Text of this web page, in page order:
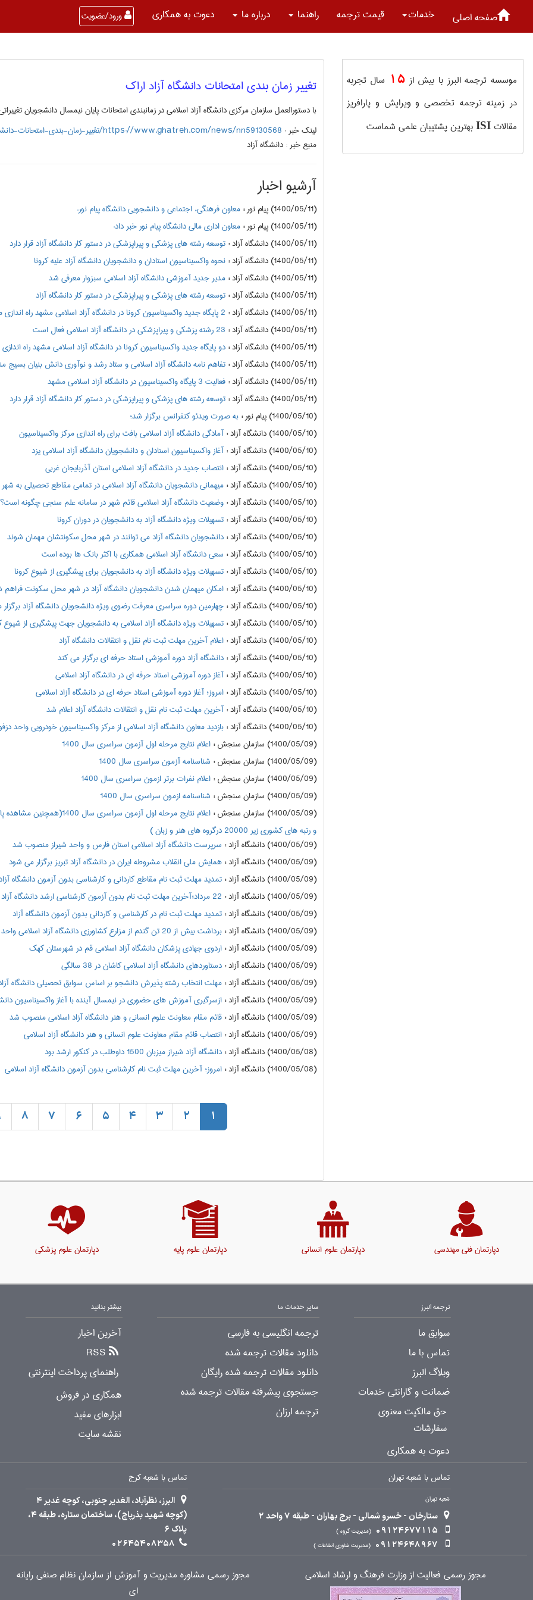
صفحه اصلی خدمات قیمت ترجمه راهنما درباره ما دعوت به همکاری ورود/عضویت
تغییر زمان بندی امتحانات دانشگاه آزاد اراک
با دستورالعمل سازمان مرکزی دانشگاه آزاد اسلامی در زمانبندی امتحانات پایان نیمسال دانشجویان
لینک خبر : https://www.ghatreh.com/news/nn59130568/تغییر-زمان-بندی-امتحانات-دانشگاه-آزاد-اراک
منبع خبر :دانشگاه آزاد
آرشیو اخبار
(1400/05/11) پیام نور : معاون فرهنگی، اجتماعی و دانشجویی دانشگاه پیام نور:
(1400/05/11) پیام نور
: معاون اداری مالی دانشگاه پیام نور خبر داد:
(1400/05/11) دانشگاه آزاد
: توسعه رشته های پزشکی و پیراپزشکی در دستور کار دانشگاه آزاد قرار دارد
(1400/05/11) دانشگاه آزاد
: نحوه واکسیناسیون استادان و دانشجویان دانشگاه آزاد علیه کرونا
(1400/05/11) دانشگاه آزاد
: مدیر جدید آموزشی دانشگاه آزاد اسلامی سبزوار معرفی شد
(1400/05/11) دانشگاه آزاد
: توسعه رشته های پزشکی و پیراپزشکی در دستور کار دانشگاه آزاد
(1400/05/11) دانشگاه آزاد
: 2 پایگاه جدید واکسیناسیون کرونا در دانشگاه آزاد اسلامی مشهد راه اندازی می شود
(1400/05/11) دانشگاه آزاد
: 23 رشته پزشکی و پیراپزشکی در دانشگاه آزاد اسلامی فعال است
(1400/05/11) دانشگاه آزاد
: دو پایگاه جدید واکسیناسیون کرونا در دانشگاه آزاد اسلامی مشهد راه
(1400/05/11) دانشگاه آزاد
: تفاهم نامه دانشگاه آزاد اسلامی و ستاد رشد و نوآوری دانش بنیان بسیج
(1400/05/11) دانشگاه آزاد
: فعالیت 3 پایگاه واکسیناسیون در دانشگاه آزاد اسلامی مشهد
(1400/05/11) دانشگاه آزاد
: توسعه رشته های پزشکی و پیراپزشکی در دستور کار دانشگاه آزاد قرار دارد
(1400/05/10) پیام نور
: به صورت ویدئو کنفرانس برگزار شد؛
(1400/05/10) دانشگاه آزاد
: آمادگی دانشگاه آزاد اسلامی بافت برای راه اندازی مرکز واکسیناسیون
(1400/05/10) دانشگاه آزاد
: آغاز واکسیناسیون استادان و دانشجویان دانشگاه آزاد اسلامی یزد
(1400/05/10) دانشگاه آزاد
: انتصاب جدید در دانشگاه آزاد اسلامی استان آذربایجان غربی
(1400/05/10) دانشگاه آزاد
: میهمانی دانشجویان دانشگاه آزاد اسلامی در تمامی مقاطع تحصیلی به شهر محل
(1400/05/10) دانشگاه آزاد
: وضعیت دانشگاه آزاد اسلامی قائم شهر در سامانه علم سنجی چگونه است؟
(1400/05/10) دانشگاه آزاد
: تسهیلات ویژه دانشگاه آزاد به دانشجویان در دوران کرونا
(1400/05/10) دانشگاه آزاد
: دانشجویان دانشگاه آزاد می توانند در شهر محل سکونتشان مهمان شوند
(1400/05/10) دانشگاه آزاد
: سعی دانشگاه آزاد اسلامی همکاری با اکثر بانک ها بوده است
(1400/05/10) دانشگاه آزاد
: تسهیلات ویژه دانشگاه آزاد به دانشجویان برای پیشگیری از شیوع کرونا
(1400/05/10) دانشگاه آزاد
: امکان میهمان شدن دانشجویان دانشگاه آزاد در شهر محل سکونت
(1400/05/10) دانشگاه آزاد
: چهارمین دوره سراسری معرفت رضوی ویژه دانشجویان دانشگاه آزاد
(1400/05/10) دانشگاه آزاد
: تسهیلات ویژه دانشگاه آزاد اسلامی به دانشجویان جهت پیشگیری از شیوع
(1400/05/10) دانشگاه آزاد
: اعلام آخرین مهلت ثبت نام نقل و انتقالات دانشگاه آزاد
(1400/05/10) دانشگاه آزاد
: دانشگاه آزاد دوره آموزشی استاد حرفه ای برگزار می کند
(1400/05/10) دانشگاه آزاد
: آغاز دوره آموزشی استاد حرفه ای در دانشگاه آزاد اسلامی
(1400/05/10) دانشگاه آزاد
: امروز؛ آغاز دوره آموزشی استاد حرفه ای در دانشگاه آزاد اسلامی
(1400/05/10) دانشگاه آزاد
: آخرین مهلت ثبت نام نقل و انتقالات دانشگاه آزاد اعلام شد
(1400/05/10) دانشگاه آزاد
: بازدید معاون دانشگاه آزاد اسلامی از مرکز واکسیناسیون خودرویی واحد
(1400/05/09) سازمان سنجش
: اعلام نتايج مرحله اول آزمون سراسري سال 1400
(1400/05/09) سازمان سنجش
: شناسنامه آزمون سراسری سال 1400
(1400/05/09) سازمان سنجش
: اعلام نفرات برتر ازمون سراسري سال 1400
(1400/05/09) سازمان سنجش
: شناسنامه ازمون سراسري سال 1400
(1400/05/09) سازمان سنجش
:
و رتبه های کشوری زیر 20000 درگروه های هنر و زبان )
(1400/05/09) دانشگاه آزاد
: سرپرست دانشگاه آزاد اسلامی استان فارس و واحد شیراز منصوب شد
(1400/05/09) دانشگاه آزاد
: همایش ملی انقلاب مشروطه ایران در دانشگاه آزاد تبریز برگزار می شود
(1400/05/09) دانشگاه آزاد
: تمدید مهلت ثبت نام مقاطع کاردانی و کارشناسی بدون آزمون دانشگاه
(1400/05/09) دانشگاه آزاد
: 22 مرداد؛آخرین مهلت ثبت نام بدون آزمون کارشناسی ارشد دانشگاه آزاد
(1400/05/09) دانشگاه آزاد
: تمدید مهلت ثبت نام در کارشناسی و کاردانی بدون آزمون دانشگاه آزاد
(1400/05/09) دانشگاه آزاد
: برداشت بیش از 20 تن گندم از مزارع کشاورزی دانشگاه آزاد اسلامی واحد اقلید
(1400/05/09) دانشگاه آزاد
: اردوی جهادی پزشکان دانشگاه آزاد اسلامی قم در شهرستان کهک
(1400/05/09) دانشگاه آزاد
: دستاوردهای دانشگاه آزاد اسلامی کاشان در 38 سالگی
(1400/05/09) دانشگاه آزاد
: مهلت انتخاب رشته پذیرش دانشجو بر اساس سوابق تحصیلی دانشگاه
(1400/05/09) دانشگاه آزاد
: ازسرگیری آموزش های حضوری در نیمسال آینده با آغاز واکسیناسیون
(1400/05/09) دانشگاه آزاد
: قائم مقام معاونت علوم انسانی و هنر دانشگاه آزاد اسلامی منصوب شد
(1400/05/09) دانشگاه آزاد
: انتصاب قائم مقام معاونت علوم انسانی و هنر دانشگاه آزاد اسلامی
(1400/05/08) دانشگاه آزاد
: دانشگاه آزاد شیراز میزبان 1500 داوطلب در کنکور ارشد بود
(1400/05/08) دانشگاه آزاد
: امروز؛ آخرین مهلت ثبت نام کارشناسی بدون آزمون دانشگاه آزاد اسلامی
1
2
3
4
5
6
7
8
موسسه ترجمه البرز با بیش از15 سال تجربه
در زمینه ترجمه تخصصی و ویرایش و پارافریز
مقالات ISI بهترین پشتیبان علمی شماست
دپارتمان فنی مهندسی دپارتمان علوم انسانی دپارتمان علوم پایه دپارتمان علوم پزشکی
ترجمه البرز
سوابق ما
تماس با ما
وبلاگ البرز
ضمانت و گارانتی خدمات
حق مالکیت معنوی
سفارشات
دعوت به همکاری
سایر خدمات ما
ترجمه انگلیسی به فارسی
دانلود مقالات ترجمه شده
دانلود مقالات ترجمه شده رایگان
جستجوی پیشرفته مقالات ترجمه شده
ترجمه ارزان
بیشتر بدانید
آخرین اخبار
RSS
راهنمای پرداخت اینترنتی
همکاری در فروش
ابزارهای مفید
نقشه سایت
تماس با شعبه تهران
شعبه تهران
ستارخان - خسرو شمالی - برج بهاران - طبقه 7 واحد 2
09124677115
مدیریت گروه
09124648967 مدیریت فناوری اطلاعات
تماس با شعبه کرج
البرز، نظرآباد، الغدیر جنوبی، کوچه غدیر 4
(کوچه شهید بذرپاچ)، ساختمان ستاره، طبقه 4،
پلاک 6
02645408358
مجوز رسمی فعالیت از وزارت فرهنگ و ارشاد اسلامی
مجوز رسمی مشاوره مدیریت و آموزش از سازمان نظام صنفی رایانه
ای